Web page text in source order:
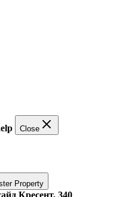
Close
Property
Кресент, 340